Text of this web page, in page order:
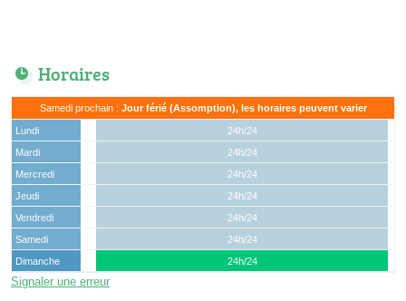
Horaires
Samedi prochain : Jour férié (Assomption), les horaires peuvent varier
Lundi
24h/24
Mardi
24h/24
Mercredi
24h/24
Jeudi
24h/24
Vendredi
24h/24
Samedi
24h/24
Dimanche
24h/24
Signaler une erreur